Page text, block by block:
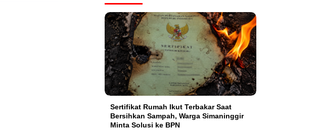
Sertifikat Rumah Ikut Terbakar Saat
Bersihkan Sampah, Warga Simaninggir
Minta Solusi ke BPN